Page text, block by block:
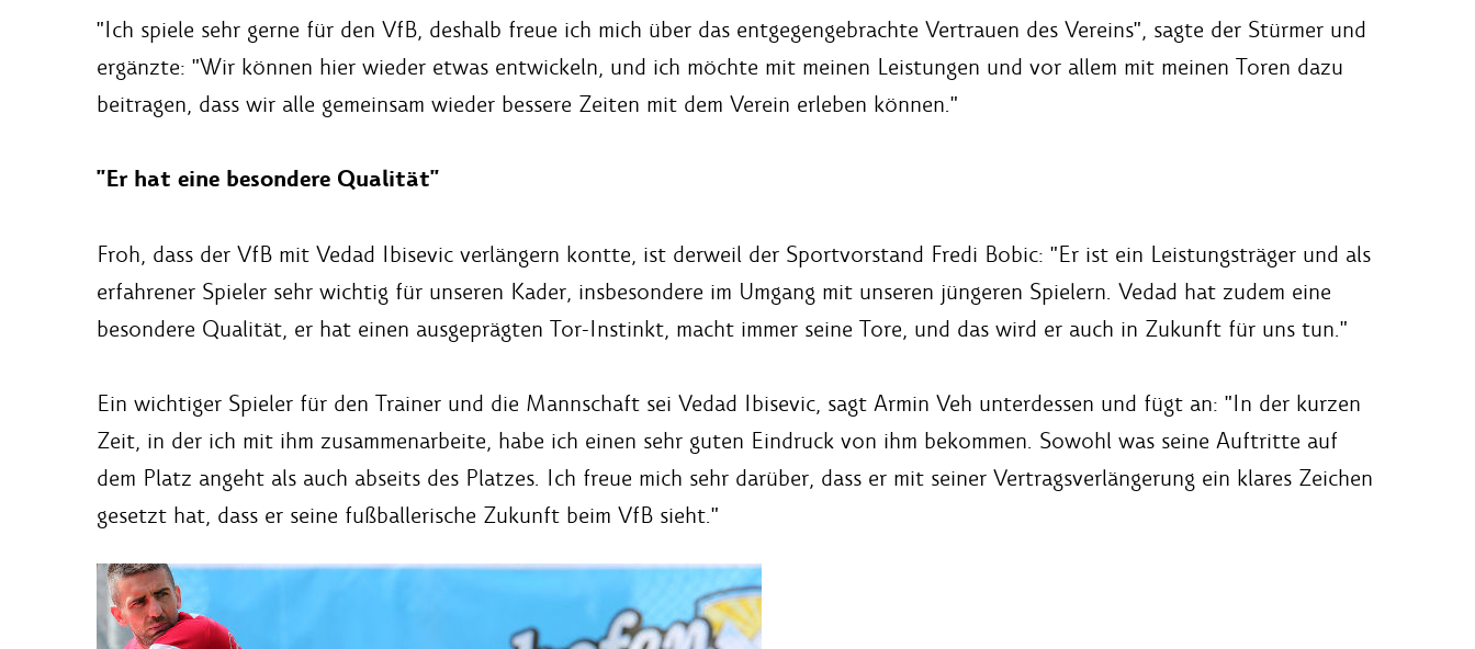
"Ich spiele sehr gerne für den VfB, deshalb freue ich mich über das entgegengebrachte Vertrauen des Vereins", sagte der Stürmer und
ergänzte: "Wir können hier wieder etwas entwickeln, und ich möchte mit meinen Leistungen und vor allem mit meinen Toren dazu
beitragen, dass wir alle gemeinsam wieder bessere Zeiten mit dem Verein erleben können."
"Er hat eine besondere Qualität"
Froh, dass der VfB mit Vedad Ibisevic verlängern kontte, ist derweil der Sportvorstand Fredi Bobic: "Er ist ein Leistungsträger und als
erfahrener Spieler sehr wichtig für unseren Kader, insbesondere im Umgang mit unseren jüngeren Spielern. Vedad hat zudem eine
besondere Qualität, er hat einen ausgeprägten Tor-Instinkt, macht immer seine Tore, und das wird er auch in Zukunft für uns tun."
Ein wichtiger Spieler für den Trainer und die Mannschaft sei Vedad Ibisevic, sagt Armin Veh unterdessen und fügt an: "In der kurzen
Zeit, in der ich mit ihm zusammenarbeite, habe ich einen sehr guten Eindruck von ihm bekommen. Sowohl was seine Auftritte auf
dem Platz angeht als auch abseits des Platzes. Ich freue mich sehr darüber, dass er mit seiner Vertragsverlängerung ein klares Zeichen
gesetzt hat, dass er seine fußballerische Zukunft beim VfB sieht."